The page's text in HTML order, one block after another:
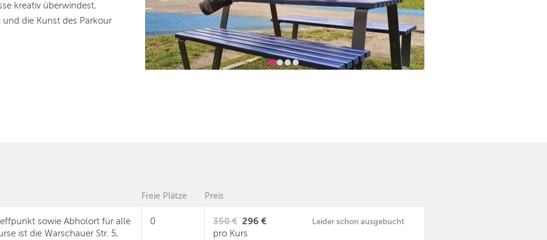
kreativ überwindest,
die Kunst des Parkour
Freie Plätze Preis
sowie Abholort für alle
ist die Warschauer Str. 5,
0 350 € 296 €
pro Kurs
Leider schon ausgebucht